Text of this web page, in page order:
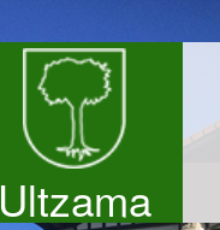
Ultzama